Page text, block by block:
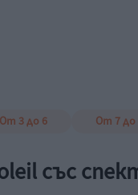
От 3 до 6 От 7 до
със